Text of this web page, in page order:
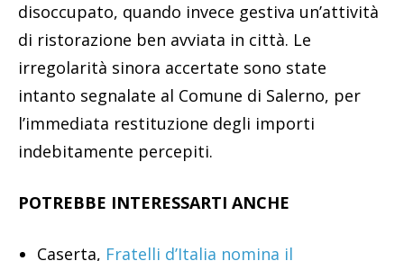
disoccupato, quando invece gestiva un’attività
di ristorazione ben avviata in città. Le
irregolarità sinora accertate sono state
intanto segnalate al Comune di Salerno, per
l’immediata restituzione degli importi
indebitamente percepiti.
POTREBBE INTERESSARTI ANCHE
Caserta, Fratelli d’Italia nomina il